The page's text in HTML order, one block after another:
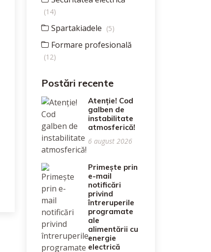
(14)
Spartakiadele (5)
Formare profesională
(12)
Postări recente
Atenție! Cod
galben de
instabilitate
atmosferică!
6 august 2026
Primește prin
e-mail
notificări
privind
întreruperile
programate
ale
alimentării cu
energie
electrică